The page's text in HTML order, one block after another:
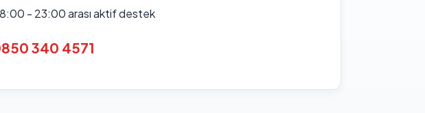
- 23:00 arası aktif destek
340 4571